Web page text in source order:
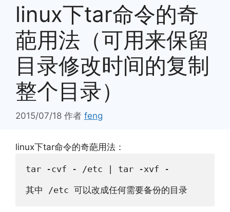
linux下tar命令的奇
葩用法（可用来保留
目录修改时间的复制
整个目录）
2015/07/18 作者 feng
linux下tar命令的奇葩用法：
tar -cvf - /etc | tar -xvf -
其中 /etc 可以改成任何需要备份的目录